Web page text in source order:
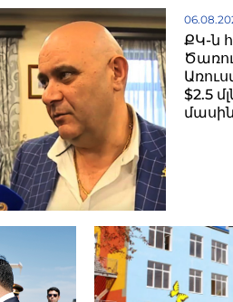
ՔԿ-ն
$2.5
մասին